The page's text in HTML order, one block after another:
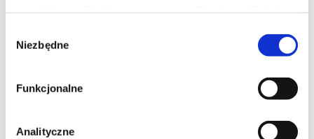
Asekolove. Administrator przetwarza następujące dane
osobowe Użytkowników: imię, nazwisko, adres e-mail,
numer telefonu, miasto, preferencje Użytkownika,
lokalizacja, obszar zainteresowania, dane przetwarzane
reklamowy Użytkownika, lokalizacja, identyfikator
Niezbędne
Funkcjonalne
Analityczne
Profesjonalna i Bezpieczna Utylizacja Elektroodpadów